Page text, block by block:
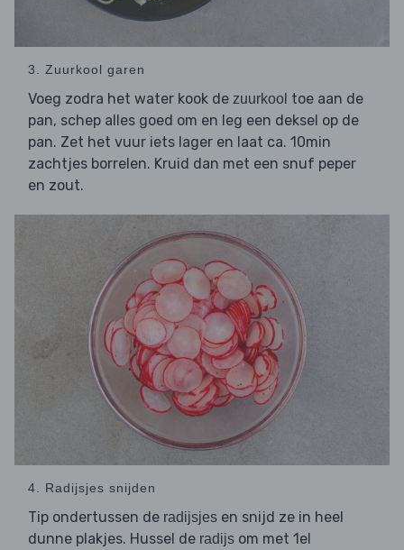
3. Zuurkool garen
Voeg zodra het water kook de zuurkool toe aan de
pan, schep alles goed om en leg een deksel op de
pan. Zet het vuur iets lager en laat ca. 10min
zachtjes borrelen. Kruid dan met een snuf peper
en zout.
4. Radijsjes snijden
Tip ondertussen de radijsjes en snijd ze in heel
dunne plakjes. Hussel de radijs om met 1el